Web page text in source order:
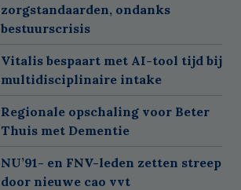
zorgstandaarden, ondanks
bestuurscrisis
Vitalis bespaart met AI-tool tijd bij
multidisciplinaire intake
Regionale opschaling voor Beter
Thuis met Dementie
NU’91- en FNV-leden zetten streep
door nieuwe cao vvt